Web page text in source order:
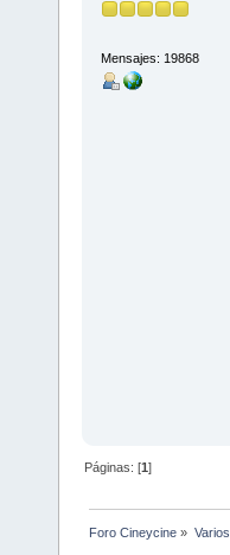
Mensajes: 19868
Páginas: [1]
Foro Cineycine » Varios